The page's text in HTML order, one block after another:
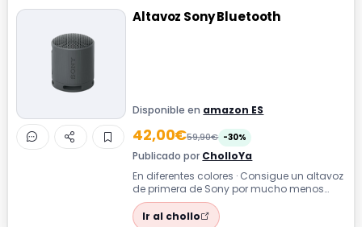
Altavoz Sony Bluetooth
Disponible en amazon ES
42,00€59,90€ -30%
Publicado por CholloYa
En diferentes colores · Consigue un altavoz
de primera de Sony por mucho menos
dinero. Si vemos el mismo altavoz en o...
Ir al chollo